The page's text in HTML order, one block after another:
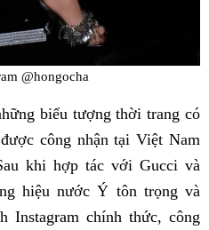
@hongocha
biểu tượng thời trang có
công nhận tại Việt Nam
khi hợp tác với Gucci và
hiệu nước Ý tôn trọng và
Instagram chính thức, công